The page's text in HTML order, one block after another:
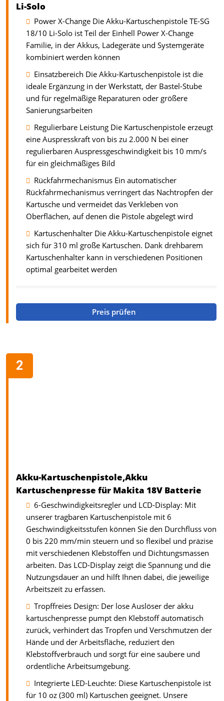
Li-Solo
Power X-Change Die Akku-Kartuschenpistole TE-SG
18/10 Li-Solo ist Teil der Einhell Power X-Change
Familie, in der Akkus, Ladegeräte und Systemgeräte
kombiniert werden können
Einsatzbereich Die Akku-Kartuschenpistole ist die
ideale Ergänzung in der Werkstatt, der Bastel-Stube
und für regelmäßige Reparaturen oder größere
Sanierungsarbeiten
Regulierbare Leistung Die Kartuschenpistole erzeugt
eine Auspresskraft von bis zu 2.000 N bei einer
regulierbaren Auspressgeschwindigkeit bis 10 mm/s
für ein gleichmäßiges Bild
Rückfahrmechanismus Ein automatischer
Rückfahrmechanismus verringert das Nachtropfen der
Kartusche und vermeidet das Verkleben von
Oberflächen, auf denen die Pistole abgelegt wird
Kartuschenhalter Die Akku-Kartuschenpistole eignet
sich für 310 ml große Kartuschen. Dank drehbarem
Kartuschenhalter kann in verschiedenen Positionen
optimal gearbeitet werden
Preis prüfen
Akku-Kartuschenpistole,Akku
Kartuschenpresse für Makita 18V Batterie
6-Geschwindigkeitsregler und LCD-Display: Mit
unserer tragbaren Kartuschenpistole mit 6
Geschwindigkeitsstufen können Sie den Durchfluss von
0 bis 220 mm/min steuern und so flexibel und präzise
mit verschiedenen Klebstoffen und Dichtungsmassen
arbeiten. Das LCD-Display zeigt die Spannung und die
Nutzungsdauer an und hilft Ihnen dabei, die jeweilige
Arbeitszeit zu erfassen.
Tropffreies Design: Der lose Auslöser der akku
kartuschenpresse pumpt den Klebstoff automatisch
zurück, verhindert das Tropfen und Verschmutzen der
Hände und der Arbeitsfläche, reduziert den
Klebstoffverbrauch und sorgt für eine saubere und
ordentliche Arbeitsumgebung.
Integrierte LED-Leuchte: Diese Kartuschenpistole ist
für 10 oz (300 ml) Kartuschen geeignet. Unsere